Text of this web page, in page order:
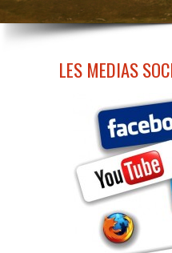
LES MEDIAS